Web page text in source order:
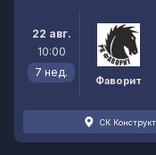
22 авг.
10:00
7 нед.
Фаворит
СК